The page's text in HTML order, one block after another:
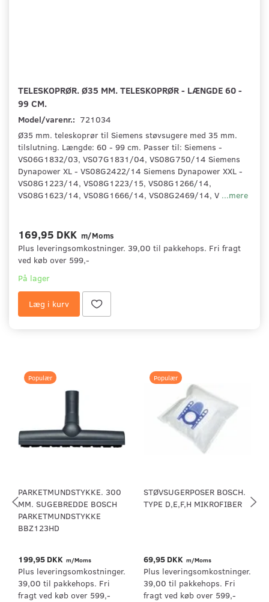
TELESKOPRØR. Ø35 MM. TELESKOPRØR - LÆNGDE 60 -
99 CM.
Model/varenr.: 721034
Ø35 mm. teleskoprør til Siemens støvsugere med 35 mm.
tilslutning. Længde: 60 - 99 cm. Passer til: Siemens -
VS06G1832/03, VS07G1831/04, VS08G750/14 Siemens
Dynapower XL - VS08G2422/14 Siemens Dynapower XXL -
VS08G1223/14, VS08G1223/15, VS08G1266/14,
VS08G1623/14, VS08G1666/14, VS08G2469/14, V ...mere
169,95 DKK m/Moms
Plus leveringsomkostninger. 39,00 til pakkehops. Fri fragt
ved køb over 599,-
På lager
Læg i kurv
Populær
PARKETMUNDSTYKKE. 300
MM. SUGEBREDDE BOSCH
PARKETMUNDSTYKKE
BBZ123HD
199,95 DKK m/Moms
Plus leveringsomkostninger.
39,00 til pakkehops. Fri
fragt ved køb over 599,-
Populær
STØVSUGERPOSER BOSCH.
TYPE D,E,F,H MIKROFIBER
69,95 DKK m/Moms
Plus leveringsomkostninger.
39,00 til pakkehops. Fri
fragt ved køb over 599,-